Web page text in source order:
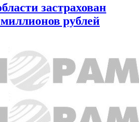
застрахован
рублей